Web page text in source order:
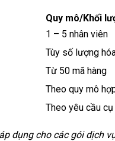
Quy mô/Khối
1 – 5 nhân viên
Tùy số lượng
Từ 50 mã hàng
Theo quy mô
Theo yêu cầu cụ
dụng cho các gói dịch